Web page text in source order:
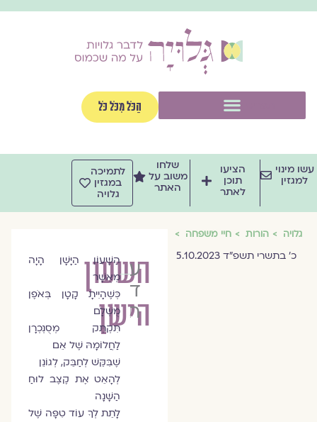
הַכֹּל מִכֹּל כֹּל
מינוי
למגזין
הציעו
תוכן
לאתר
שלחו
משוב על
האתר
לתמיכה
במגזין
גלויה
גלויה הורות חיי משפחה
כ׳ בתשרי תשפ״ד 5.10.2023
השעון
הישן
עמית
דרבקין
חן
הַשָּׁעוֹן הַיָּשָׁן הָיָה
מְאֻשָּׁר
כְּשֶׁהָיִיתָ קָטָן בְּאֹפֶן
מֻשְׁלָם
תִּקְתֵּק מְסֻנְכְרָן
לַחֲלוֹמָהּ שֶׁל אֵם
שֶׁבִּקֵּשׁ לְחַבֵּק, לְגוֹנֵן
לְהָאֵט אֶת קֶצֶב לוּחַ
הַשָּׁנָה
לָתֵת לְךָ עוֹד טִפָּה שֶׁל